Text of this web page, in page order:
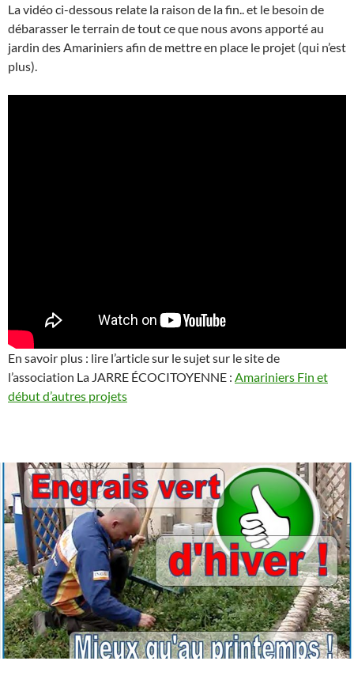
La vidéo ci-dessous relate la raison de la fin.. et le besoin de
débarasser le terrain de tout ce que nous avons apporté au
jardin des Amariniers afin de mettre en place le projet (qui n’est
plus).
En savoir plus : lire l’article sur le sujet sur le site de
l’association La JARRE ÉCOCITOYENNE : Amariniers Fin et
début d’autres projets